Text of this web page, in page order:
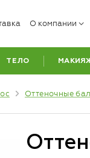
О компании
ТЕЛО
Оттеночные